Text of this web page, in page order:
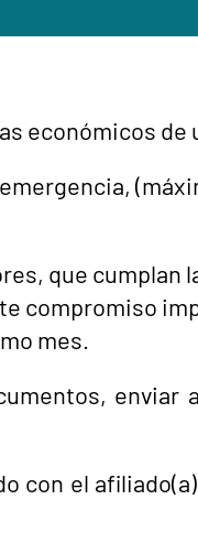
económicos de
que cumplan
compromiso
mes.
enviar
con el